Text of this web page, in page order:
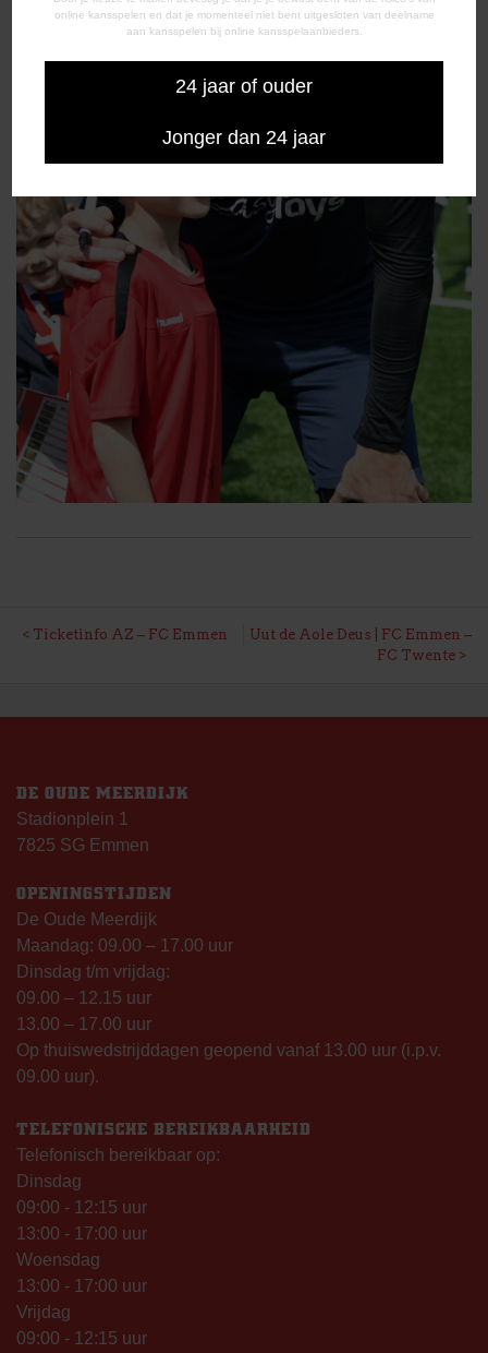
online kansspelen en dat je momenteel niet bent uitgesloten van deelname
aan kansspelen bij online kansspelaanbieders.
24 jaar of ouder
Jonger dan 24 jaar
BERICHT
Ticketinfo AZ – FC Emmen
Uut de Aole Deus | FC Emmen –
FC Twente
DE OUDE MEERDIJK
Stadionplein 1
7825 SG Emmen
OPENINGSTIJDEN
De Oude Meerdijk
Maandag: 09.00 – 17.00 uur
Dinsdag t/m vrijdag:
09.00 – 12.15 uur
13.00 – 17.00 uur
Op thuiswedstrijddagen geopend vanaf 13.00 uur (i.p.v.
09.00 uur).
TELEFONISCHE BEREIKBAARHEID
Telefonisch bereikbaar op:
Dinsdag
09:00 - 12:15 uur
13:00 - 17:00 uur
Woensdag
13:00 - 17:00 uur
Vrijdag
09:00 - 12:15 uur